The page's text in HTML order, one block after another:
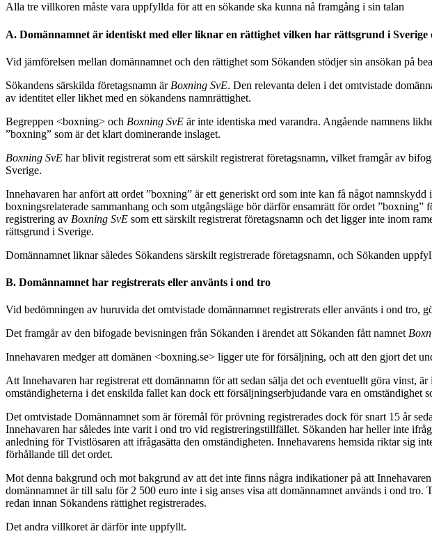
Alla tre villkoren måste vara uppfyllda för att en sökande ska kunna nå framgång i sin talan
A. Domännamnet är identiskt med eller liknar en rättighet vilken har rättsgrund i
Vid jämförelsen mellan domännamnet och den rättighet som Sökanden stödjer sin ansökan på
Sökandens särskilda företagsnamn är Boxning SvE. Den relevanta delen i det omtvistade
av identitet eller likhet med en sökandens namnrättighet.
Begreppen <boxning> och Boxning SvE är inte identiska med varandra. Angående namnens
”boxning” som är det klart dominerande inslaget.
Boxning SvE har blivit registrerat som ett särskilt registrerat företagsnamn, vilket framgår av
Sverige.
Innehavaren har anfört att ordet ”boxning” är ett generiskt ord som inte kan få något
boxningsrelaterade sammanhang och som utgångsläge bör därför ensamrätt för ordet
registrering av Boxning SvE som ett särskilt registrerat företagsnamn och det ligger inte inom
rättsgrund i Sverige.
Domännamnet liknar således Sökandens särskilt registrerade företagsnamn, och Sökanden
B. Domännamnet har registrerats eller använts i ond tro
Vid bedömningen av huruvida det omtvistade domännamnet registrerats eller använts i ond tro,
Det framgår av den bifogade bevisningen från Sökanden i ärendet att Sökanden fått namnet
Innehavaren medger att domänen <boxning.se> ligger ute för försäljning, och att den gjort det
Att Innehavaren har registrerat ett domännamn för att sedan sälja det och eventuellt göra vinst,
omständigheterna i det enskilda fallet kan dock ett försäljningserbjudande vara en omständighet
Det omtvistade Domännamnet som är föremål för prövning registrerades dock för snart 15 år
Innehavaren har således inte varit i ond tro vid registreringstillfället. Sökanden har heller inte
anledning för Tvistlösaren att ifrågasätta den omständigheten. Innehavarens hemsida riktar sig
förhållande till det ordet.
Mot denna bakgrund och mot bakgrund av att det inte finns några indikationer på att
domännamnet är till salu för 2 500 euro inte i sig anses visa att domännamnet används i ond
redan innan Sökandens rättighet registrerades.
Det andra villkoret är därför inte uppfyllt.